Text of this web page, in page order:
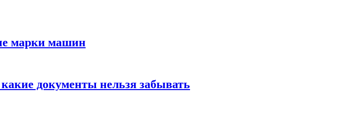
марки машин
документы нельзя забывать